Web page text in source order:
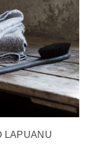
LAPUANU